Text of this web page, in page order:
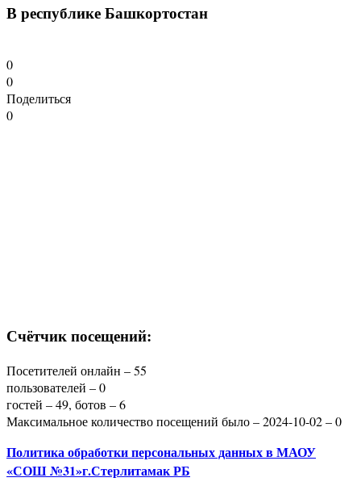
В республике Башкортостан
0
0
Поделиться
0
Счётчик посещений:
Посетителей онлайн – 55
пользователей – 0
гостей – 49, ботов – 6
Максимальное количество посещений было – 2024-10-02 – 0
Политикаобработки персональных данныхв МАОУ
«СОШ №31»г.Стерлитамак РБ